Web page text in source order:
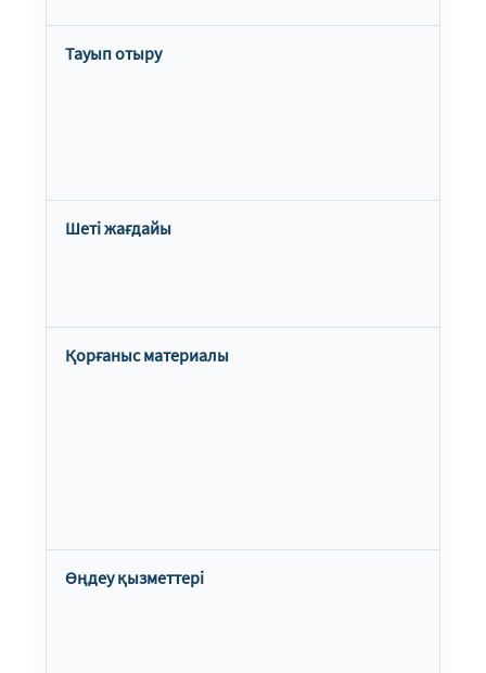
Тауып отыру
Шеті жағдайы
Қорғаныс материалы
Өңдеу қызметтері